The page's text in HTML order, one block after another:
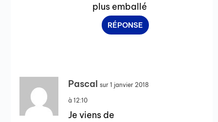
plus emballé
RÉPONSE
Pascal sur 1 janvier 2018
à 12:10
Je viens de